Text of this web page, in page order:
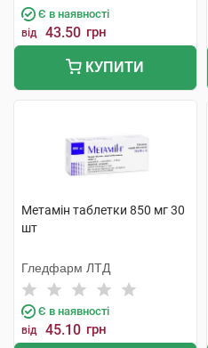
Є в наявності
від 43.50 грн
КУПИТИ
Метамін таблетки 850 мг 30
шт
Гледфарм ЛТД
Є в наявності
від 45.10 грн